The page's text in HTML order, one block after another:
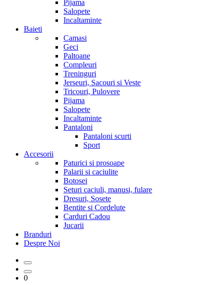
Pijama
Salopete
Incaltaminte
Baieti
Camasi
Geci
Paltoane
Compleuri
Treninguri
Jerseuri, Sacouri si Veste
Tricouri, Pulovere
Pijama
Salopete
Incaltaminte
Pantaloni
Pantaloni scurti
Sport
Accesorii
Paturici si prosoape
Palarii si caciulite
Botosei
Seturi caciuli, manusi, fulare
Dresuri, Sosete
Bentite si Cordelute
Carduri Cadou
Jucarii
Branduri
Despre Noi
0